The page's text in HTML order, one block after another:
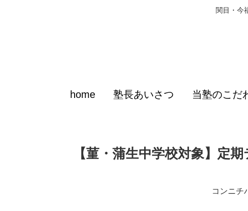
関目・今
home 塾長あいさつ 当塾のこだ
【菫・蒲生中学校対象】定
コンニチ